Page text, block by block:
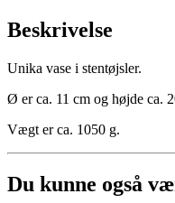
Beskrivelse
Unika vase i stentøjsler.
Ø er ca. 11 cm og højde ca.
Vægt er ca. 1050 g.
Du kunne også